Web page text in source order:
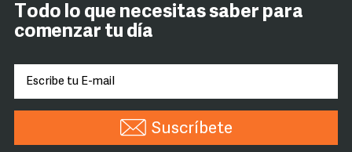
Todo lo que necesitas saber para
comenzar tu día
Suscríbete